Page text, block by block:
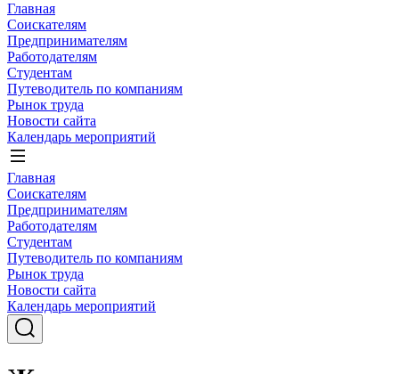
Главная
Соискателям
Предпринимателям
Работодателям
Студентам
Путеводитель по компаниям
Рынок труда
Новости сайта
Календарь мероприятий
Главная
Соискателям
Предпринимателям
Работодателям
Студентам
Путеводитель по компаниям
Рынок труда
Новости сайта
Календарь мероприятий